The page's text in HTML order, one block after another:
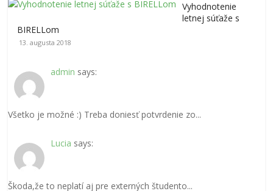
Vyhodnotenie
letnej súťaže s
BIRELLom
13. augusta 2018
admin says:
Všetko je možné :) Treba doniesť potvrdenie zo...
Lucia says:
Škoda,že to neplatí aj pre externých študento...